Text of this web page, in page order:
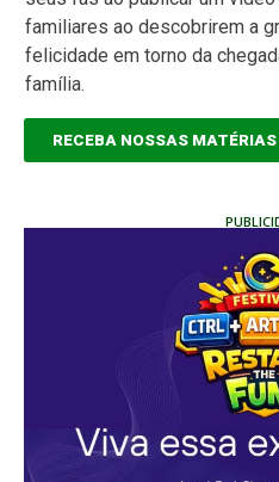
familiares ao descobrirem a
felicidade em torno da
família.
RECEBA NOSSAS